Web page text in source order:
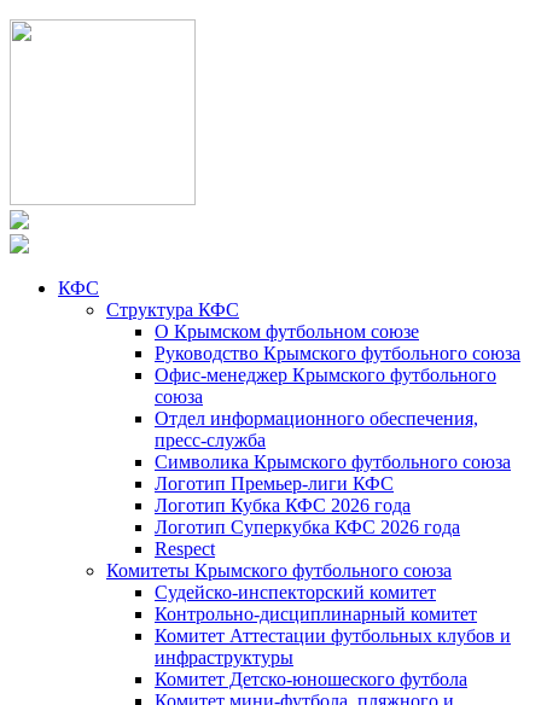
КФС
Структура КФС
О Крымском футбольном союзе
Руководство Крымского футбольного союза
Офис-менеджер Крымского футбольного
союза
Отдел информационного обеспечения,
пресс-служба
Символика Крымского футбольного союза
Логотип Премьер-лиги КФС
Логотип Кубка КФС 2026 года
Логотип Суперкубка КФС 2026 года
Respect
Комитеты Крымского футбольного союза
Судейско-инспекторский комитет
Контрольно-дисциплинарный комитет
Комитет Аттестации футбольных клубов и
инфраструктуры
Комитет Детско-юношеского футбола
Комитет мини-футбола, пляжного и